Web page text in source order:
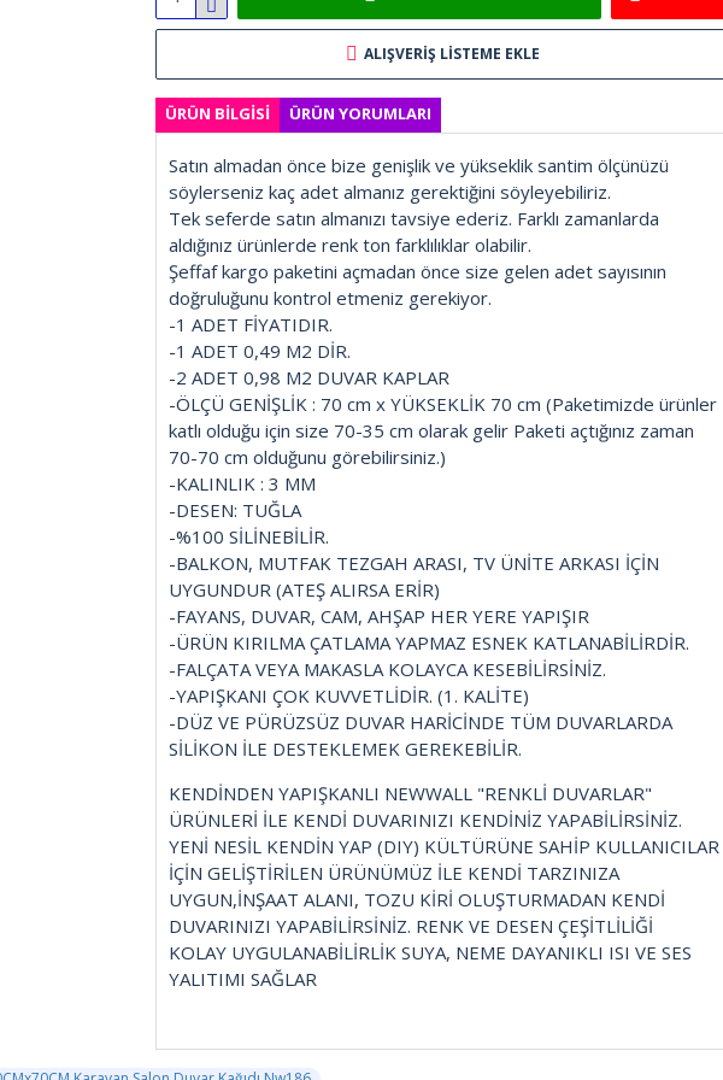
ALIŞVERIŞ LISTEME EKLE
ÜRÜN BILGISI ÜRÜN YORUMLARI
Satın almadan önce bize genişlik ve yükseklik santim ölçünüzü
söylerseniz kaç adet almanız gerektiğini söyleyebiliriz.
Tek seferde satın almanızı tavsiye ederiz. Farklı zamanlarda
aldığınız ürünlerde renk ton farklılıklar olabilir.
Şeffaf kargo paketini açmadan önce size gelen adet sayısının
doğruluğunu kontrol etmeniz gerekiyor.
-1 ADET FİYATIDIR.
-1 ADET 0,49 M2 DİR.
-2 ADET 0,98 M2 DUVAR KAPLAR
-ÖLÇÜ GENİŞLİK : 70 cm x YÜKSEKLİK 70 cm (Paketimizde ürünler
katlı olduğu için size 70-35 cm olarak gelir Paketi açtığınız zaman
70-70 cm olduğunu görebilirsiniz.)
-KALINLIK : 3 MM
-DESEN: TUĞLA
-%100 SİLİNEBİLİR.
-BALKON, MUTFAK TEZGAH ARASI, TV ÜNİTE ARKASI İÇİN
UYGUNDUR (ATEŞ ALIRSA ERİR)
-FAYANS, DUVAR, CAM, AHŞAP HER YERE YAPIŞIR
-ÜRÜN KIRILMA ÇATLAMA YAPMAZ ESNEK KATLANABİLİRDİR.
-FALÇATA VEYA MAKASLA KOLAYCA KESEBİLİRSİNİZ.
-YAPIŞKANI ÇOK KUVVETLİDİR. (1. KALİTE)
-DÜZ VE PÜRÜZSÜZ DUVAR HARİCİNDE TÜM DUVARLARDA
SİLİKON İLE DESTEKLEMEK GEREKEBİLİR.
KENDİNDEN YAPIŞKANLI NEWWALL "RENKLİ DUVARLAR"
ÜRÜNLERİ İLE KENDİ DUVARINIZI KENDİNİZ YAPABİLİRSİNİZ.
YENİ NESİL KENDİN YAP (DIY) KÜLTÜRÜNE SAHİP KULLANICILAR
İÇİN GELİŞTİRİLEN ÜRÜNÜMÜZ İLE KENDİ TARZINIZA
UYGUN,İNŞAAT ALANI, TOZU KİRİ OLUŞTURMADAN KENDİ
DUVARINIZI YAPABİLİRSİNİZ. RENK VE DESEN ÇEŞİTLİLİĞİ
KOLAY UYGULANABİLİRLİK SUYA, NEME DAYANIKLI ISI VE SES
YALITIMI SAĞLAR